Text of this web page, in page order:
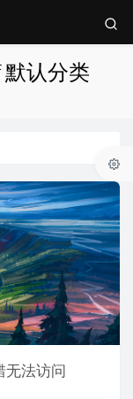
默认分类
无法访问